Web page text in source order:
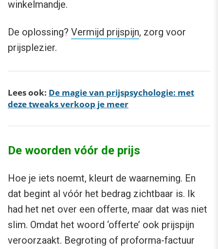
winkelmandje.
De oplossing? Vermijd prijspijn, zorg voor
prijsplezier.
Lees ook: De magie van prijspsychologie: met
deze tweaks verkoop je meer
De woorden vóór de prijs
Hoe je iets noemt, kleurt de waarneming. En
dat begint al vóór het bedrag zichtbaar is. Ik
had het net over een offerte, maar dat was niet
slim. Omdat het woord ‘offerte’ ook prijspijn
veroorzaakt. Begroting of proforma-factuur